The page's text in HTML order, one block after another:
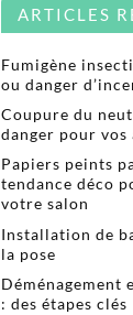
ARTICLES
Fumigène
ou danger
Coupure du
danger pour vos
Papiers peints
tendance déco
votre salon
Installation de
la pose
Déménagement
: des étapes clés